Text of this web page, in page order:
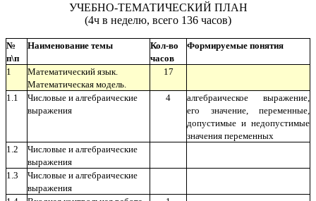
УЧЕБНО-ТЕМАТИЧЕСКИЙ ПЛАН
(4ч в неделю, всего 136 часов)
№
п\п
Наименование темы
Кол-во
часов
Формируемые понятия
1
Математический язык.
Математическая модель.
17
1.1
Числовые и алгебраические
выражения
4
алгебраическое выражение,
его значение, переменные,
допустимые и недопустимые
значения переменных
1.2
Числовые и алгебраические
выражения
1.3
Числовые и алгебраические
выражения